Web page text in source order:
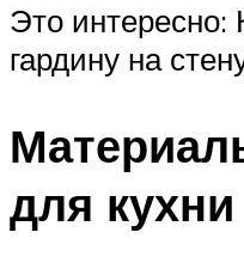
Это интересно:
гардину на
для кухни